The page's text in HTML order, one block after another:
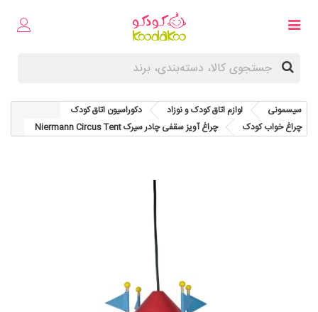
سیسمونی لوازم اتاق کودک و نوزاد
دکوراسیون اتاق کودک
چراغ خواب کودک
چراغ آویز سقفی چادر سیرک Niermann Circus Tent